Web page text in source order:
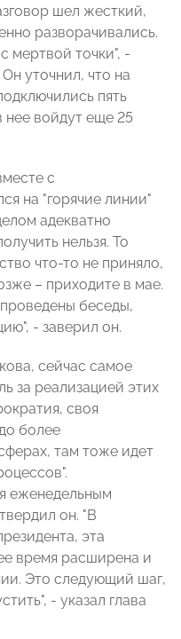
шел жесткий,
разворачивались.
мертвой точки", -
уточнил, что на
пять
войдут еще 25
с
на "горячие линии"
адекватно
нельзя. То
что-то не приняло,
– приходите в мае.
беседы,
- заверил он.
сейчас самое
за реализацией этих
своя
более
там тоже идет
еженедельным
он. "В
эта
время расширена и
Это следующий шаг,
- указал глава